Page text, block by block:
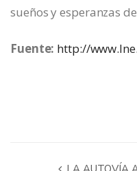
sueños y esperanzas
Fuente: http://